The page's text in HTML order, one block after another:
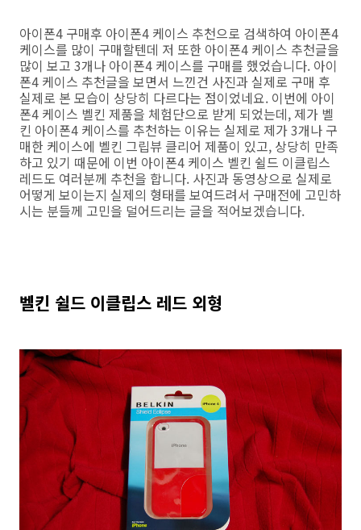
아이폰4 구매후 아이폰4 케이스 추천으로 검색하여 아이폰4
케이스를 많이 구매할텐데 저 또한 아이폰4 케이스 추천글을
많이 보고 3개나 아이폰4 케이스를 구매를 했었습니다. 아이
폰4 케이스 추천글을 보면서 느낀건 사진과 실제로 구매 후
실제로 본 모습이 상당히 다르다는 점이었네요. 이번에 아이
폰4 케이스 벨킨 제품을 체험단으로 받게 되었는데, 제가 벨
킨 아이폰4 케이스를 추천하는 이유는 실제로 제가 3개나 구
매한 케이스에 벨킨 그립뷰 클리어 제품이 있고, 상당히 만족
하고 있기 때문에 이번 아이폰4 케이스 벨킨 쉴드 이클립스
레드도 여러분께 추천을 합니다. 사진과 동영상으로 실제로
어떻게 보이는지 실제의 형태를 보여드려서 구매전에 고민하
시는 분들께 고민을 덜어드리는 글을 적어보겠습니다.
벨킨 쉴드 이클립스 레드 외형